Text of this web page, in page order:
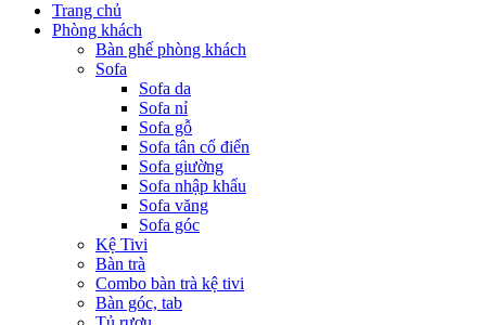
Trang chủ
Phòng khách
Bàn ghế phòng khách
Sofa
Sofa da
Sofa nỉ
Sofa gỗ
Sofa tân cổ điển
Sofa giường
Sofa nhập khẩu
Sofa văng
Sofa góc
Kệ Tivi
Bàn trà
Combo bàn trà kệ tivi
Bàn góc, tab